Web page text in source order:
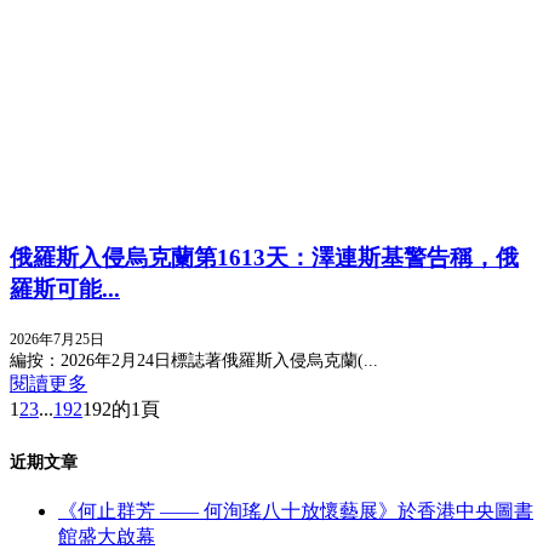
俄羅斯入侵烏克蘭第1613天：澤連斯基警告稱，俄
羅斯可能...
2026年7月25日
編按：2026年2月24日標誌著俄羅斯入侵烏克蘭(...
閱讀更多
123...192192的1頁
近期文章
《何止群芳 —— 何洵瑤八十放懷藝展》於香港中央圖書
館盛大啟幕